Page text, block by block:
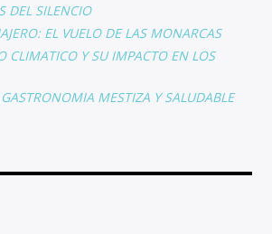
DEL SILENCIO
EL VUELO DE LAS MONARCAS
CLIMATICO Y SU IMPACTO EN LOS
GASTRONOMIA MESTIZA Y SALUDABLE